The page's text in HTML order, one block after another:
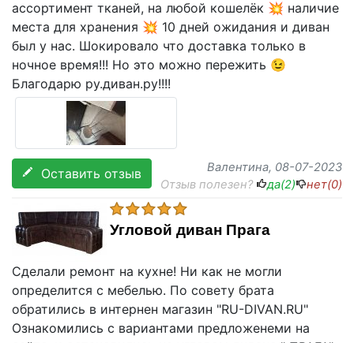
ассортимент тканей, на любой кошелёк 💥 наличие
места для хранения 💥 10 дней ожидания и диван
был у нас. Шокировало что доставка только в
ночное время!!! Но это можно пережить 😉
Благодарю ру.диван.ру!!!!
Оставить отзыв Валентина, 08-07-2023
Отзыв полезен?
да(2) нет(0)
Угловой диван Прага
Сделали ремонт на кухне! Ни как не могли
определится с мебелью. По совету брата
обратились в интернен магазин "RU-DIVAN.RU"
Ознакомились с вариантами предложенеми на